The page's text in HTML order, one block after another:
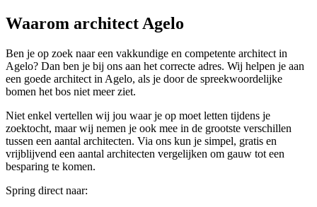
Waarom architect Agelo
Ben je op zoek naar een vakkundige en competente architect in
Agelo? Dan ben je bij ons aan het correcte adres. Wij helpen je aan
een goede architect in Agelo, als je door de spreekwoordelijke
bomen het bos niet meer ziet.
Niet enkel vertellen wij jou waar je op moet letten tijdens je
zoektocht, maar wij nemen je ook mee in de grootste verschillen
tussen een aantal architecten. Via ons kun je simpel, gratis en
vrijblijvend een aantal architecten vergelijken om gauw tot een
besparing te komen.
Spring direct naar: